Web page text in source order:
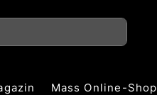
Mass Online-Shop